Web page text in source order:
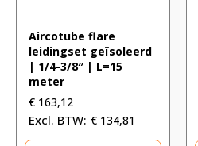
Aircotube flare
leidingset geïsoleerd
| 1/4-3/8″ | L=15
meter
€ 163,12
€ 134,81